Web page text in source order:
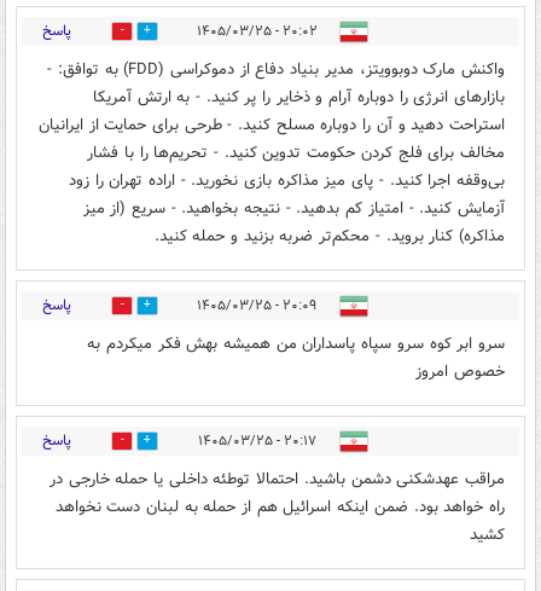
۲۰:۰۲ - ۱۴۰۵/۰۳/۲۵ 3 پاسخ
واکنش مارک دوبوویتز، مدیر بنیاد دفاع از دموکراسی (FDD) به توافق: -
بازارهای انرژی را دوباره آرام و ذخایر را پر کنید. - به ارتش آمریکا
استراحت دهید و آن را دوباره مسلح کنید. - طرحی برای حمایت از ایرانیان
مخالف برای فلج کردن حکومت تدوین کنید. - تحریم‌ها را با فشار
بی‌وقفه اجرا کنید. - پای میز مذاکره بازی نخورید. - اراده تهران را زود
آزمایش کنید. - امتیاز کم بدهید. - نتیجه بخواهید. - سریع (از میز
مذاکره) کنار بروید. - محکم‌تر ضربه بزنید و حمله کنید.
۲۰:۰۹ - ۱۴۰۵/۰۳/۲۵ 1 پاسخ
سرو ابر کوه سرو سپاه پاسداران من همیشه بهش فکر میکردم به
خصوص امروز
۲۰:۱۷ - ۱۴۰۵/۰۳/۲۵ 3 پاسخ
مراقب عهدشکنی دشمن باشید. احتمالا توطئه داخلی یا حمله خارجی در
راه خواهد بود. ضمن اینکه اسرائیل هم از حمله به لبنان دست نخواهد
کشید